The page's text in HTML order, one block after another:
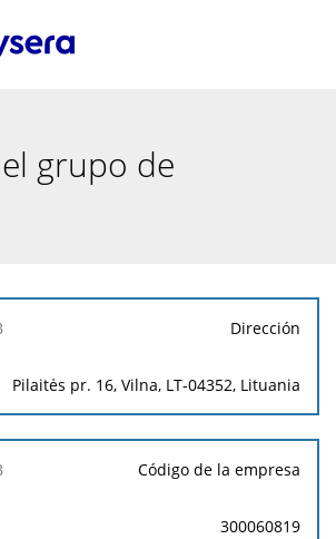
grupo de
Dirección
Pilaitės pr. 16, Vilna, LT-04352, Lituania
Código de la empresa
300060819